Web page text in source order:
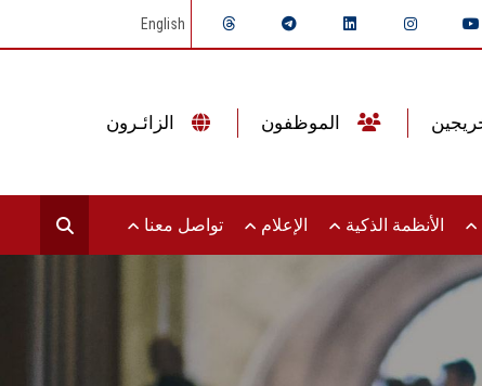
English
الأنظمة الذكية الإعلام تواصل معنا